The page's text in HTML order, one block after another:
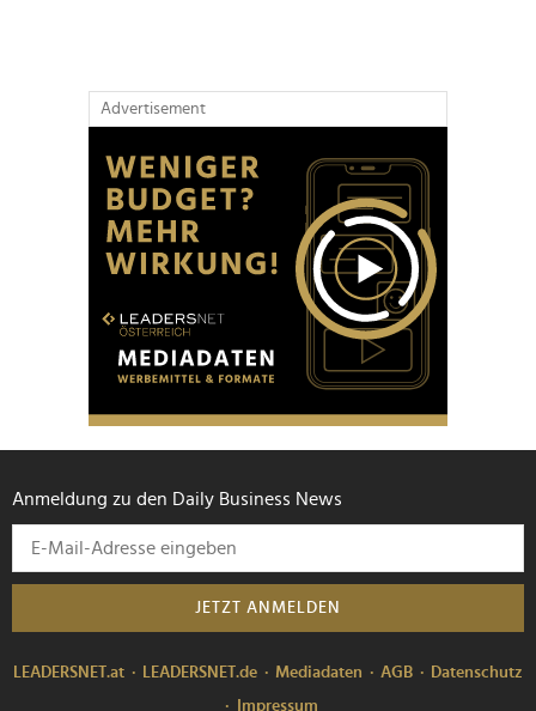
Advertisement
Anmeldung zu den Daily Business News
JETZT ANMELDEN
LEADERSNET.at LEADERSNET.de Mediadaten AGB
Datenschutz
Impressum